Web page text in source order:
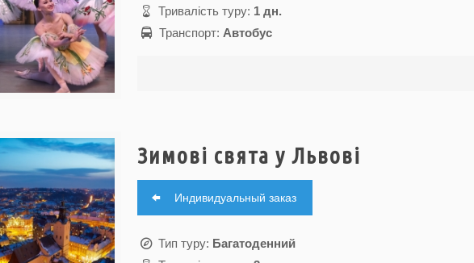
Тривалість туру: 1 дн.
Транспорт: Автобус
Зимові свята у Львові
Индивидуальный заказ
Тип туру: Багатоденний